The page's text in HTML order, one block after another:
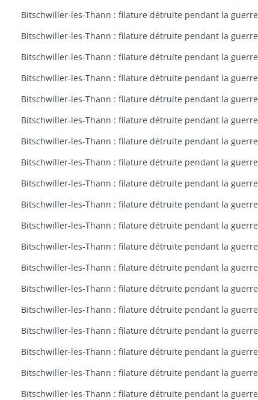
Bitschwiller-les-Thann : filature détruite pendant la guerre
Bitschwiller-les-Thann : filature détruite pendant la guerre
Bitschwiller-les-Thann : filature détruite pendant la guerre
Bitschwiller-les-Thann : filature détruite pendant la guerre
Bitschwiller-les-Thann : filature détruite pendant la guerre
Bitschwiller-les-Thann : filature détruite pendant la guerre
Bitschwiller-les-Thann : filature détruite pendant la guerre
Bitschwiller-les-Thann : filature détruite pendant la guerre
Bitschwiller-les-Thann : filature détruite pendant la guerre
Bitschwiller-les-Thann : filature détruite pendant la guerre
Bitschwiller-les-Thann : filature détruite pendant la guerre
Bitschwiller-les-Thann : filature détruite pendant la guerre
Bitschwiller-les-Thann : filature détruite pendant la guerre
Bitschwiller-les-Thann : filature détruite pendant la guerre
Bitschwiller-les-Thann : filature détruite pendant la guerre
Bitschwiller-les-Thann : filature détruite pendant la guerre
Bitschwiller-les-Thann : filature détruite pendant la guerre
Bitschwiller-les-Thann : filature détruite pendant la guerre
Bitschwiller-les-Thann : filature détruite pendant la guerre